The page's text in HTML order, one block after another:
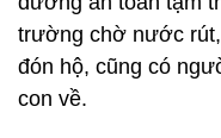
trường chờ nước
đón hộ, cũng có
con về.